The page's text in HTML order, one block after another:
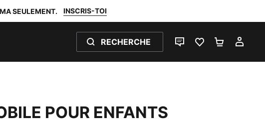
SEULEMENT. INSCRIS-TOI
RECHERCHE
LIVE CHATFAVORIS 0PANIER 0
POUR ENFANTS